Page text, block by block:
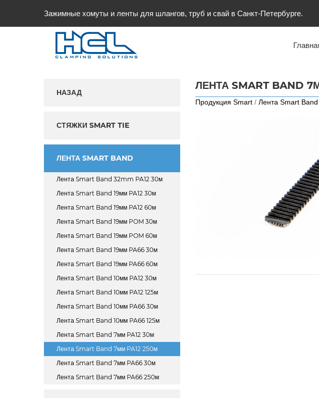
Зажимные хомуты и ленты для шлангов, труб и свай в Санкт-Петербурге.
НАЗАД
СТЯЖКИ SMART TIE
ЛЕНТА SMART BAND
Лента Smart Band 32mm PA12 30м
Лента Smart Band 19мм PA12 30м
Лента Smart Band 19мм PA12 60м
Лента Smart Band 19мм POM 30м
Лента Smart Band 19мм POM 60м
Лента Smart Band 19мм PA66 30м
Лента Smart Band 19мм PA66 60м
Лента Smart Band 10мм PA12 30м
Лента Smart Band 10мм PA12 125м
Лента Smart Band 10мм PA66 30м
Лента Smart Band 10мм PA66 125м
Лента Smart Band 7мм PA12 30м
Лента Smart Band 7мм PA12 250м
Лента Smart Band 7мм PA66 30м
Лента Smart Band 7мм PA66 250м
ЛЕНТА SMART BAND
Продукция Smart / Лента Smart Band